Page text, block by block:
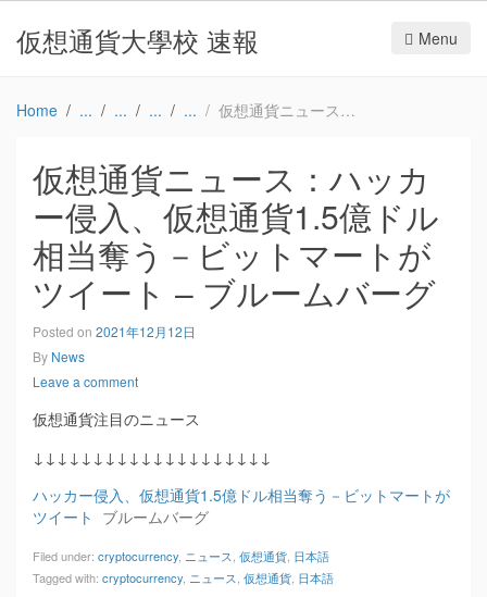
仮想通貨大學校 速報 Menu
Home 仮想通貨ニュース：ハッカー侵入、仮想通貨1.5億ドル相当奪う－ビットマートがツイート – ブルームバーグ
仮想通貨ニュース：ハッカ
ー侵入、仮想通貨1.5億ドル
相当奪う－ビットマートが
ツイート – ブルームバーグ
Posted on 2021年12月12日
By News
Leave a comment
仮想通貨注目のニュース
↓↓↓↓↓↓↓↓↓↓↓↓↓↓↓↓↓↓↓↓
ハッカー侵入、仮想通貨1.5億ドル相当奪う－ビットマートが
ツイート ブルームバーグ
Filed under: cryptocurrency ニュース 仮想通貨 日本語
Tagged with: cryptocurrency ニュース 仮想通貨 日本語